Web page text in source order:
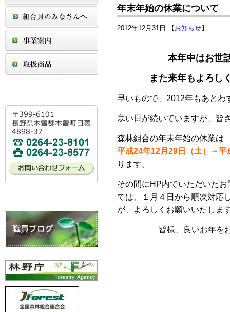
年末年始の休業について
2012年12月31日 【 お知らせ】
本年中はお世
また来年もよろし
早いもので、2012年もあとわ
寒い日が続いていますが、皆
森林組合の年末年始の休業は
平成24年12月29日（土）～
ります。
その間にHP内でいただいた
ては、１月４日から順次対応
が、よろしくお願いいたしま
皆様、良いお年を